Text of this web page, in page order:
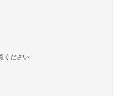
ください